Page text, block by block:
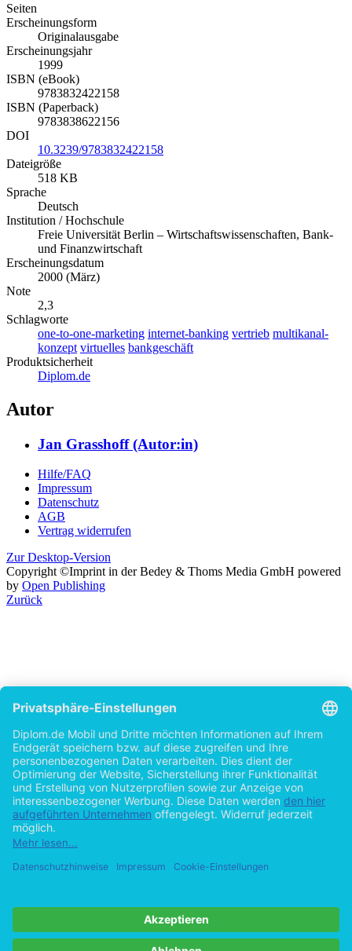
Seiten
Erscheinungsform
Originalausgabe
Erscheinungsjahr
1999
ISBN (eBook)
9783832422158
ISBN (Paperback)
9783838622156
DOI
10.3239/9783832422158
Dateigröße
518 KB
Sprache
Deutsch
Institution / Hochschule
Freie Universität Berlin – Wirtschaftswissenschaften, Bank-
und Finanzwirtschaft
Erscheinungsdatum
2000 (März)
Note
2,3
Schlagworte
one-to-one-marketing internet-banking vertrieb multikanal-
konzept virtuelles bankgeschäft
Produktsicherheit
Diplom.de
Autor
Jan Grasshoff (Autor:in)
Hilfe/FAQ
Impressum
Datenschutz
AGB
Vertrag widerrufen
Zur Desktop-Version
Copyright ©Imprint in der Bedey & Thoms Media GmbH powered
by Open Publishing
Zurück
87 Seiten